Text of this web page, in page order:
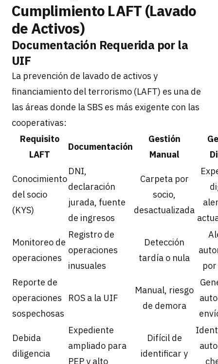
Cumplimiento LAFT (Lavado
de Activos)
Documentación Requerida por la
UIF
La prevención de lavado de activos y
financiamiento del terrorismo (LAFT) es una de
las áreas donde la SBS es más exigente con las
cooperativas:
Requisito
LAFT
Documentación
Gestión
Manual
Conocimiento
del socio
(KYS)
DNI,
declaración
jurada, fuente
de ingresos
Carpeta por
socio,
desactualizada
Monitoreo de
operaciones
Registro de
operaciones
inusuales
Detección
tardía o nula
Reporte de
operaciones
sospechosas
ROS a la UIF
Manual, riesgo
de demora
Debida
diligencia
Expediente
ampliado para
PEP y alto
Difícil de
identificar y